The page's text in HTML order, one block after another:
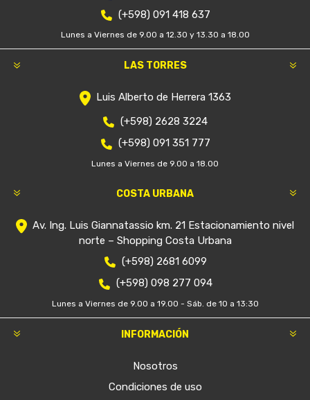
(+598) 091 418 637
Lunes a Viernes de 9.00 a 12.30 y 13.30 a 18.00
LAS TORRES
Luis Alberto de Herrera 1363
(+598) 2628 3224
(+598) 091 351 777
Lunes a Viernes de 9.00 a 18.00
COSTA URBANA
Av. Ing. Luis Giannatassio km. 21 Estacionamiento nivel
norte – Shopping Costa Urbana
(+598) 2681 6099
(+598) 098 277 094
Lunes a Viernes de 9.00 a 19.00 - Sáb. de 10 a 13:30
INFORMACIÓN
Nosotros
Condiciones de uso